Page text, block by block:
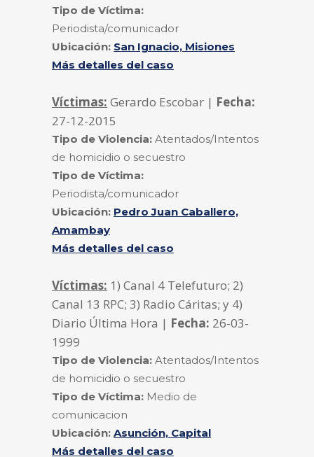
Tipo de Víctima:
Periodista/comunicador
Ubicación: San Ignacio, Misiones
Más detalles del caso
Víctimas: Gerardo Escobar | Fecha:
27-12-2015
Tipo de Violencia: Atentados/Intentos
de homicidio o secuestro
Tipo de Víctima:
Periodista/comunicador
Ubicación: Pedro Juan Caballero,
Amambay
Más detalles del caso
Víctimas: 1) Canal 4 Telefuturo; 2)
Canal 13 RPC; 3) Radio Cáritas; y 4)
Diario Última Hora | Fecha: 26-03-
1999
Tipo de Violencia: Atentados/Intentos
de homicidio o secuestro
Tipo de Víctima: Medio de
comunicacion
Ubicación: Asunción, Capital
Más detalles del caso